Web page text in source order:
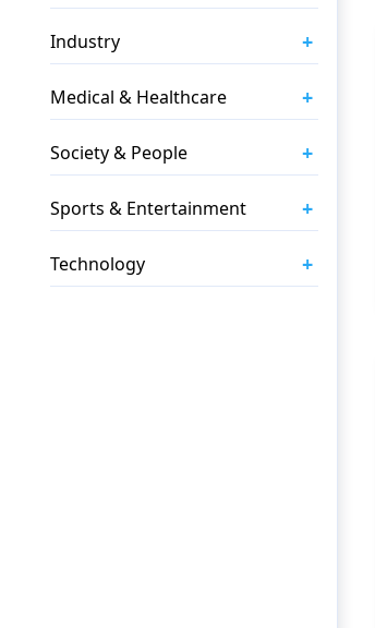
Industry +
Medical & Healthcare +
Society & People +
Sports & Entertainment +
Technology +